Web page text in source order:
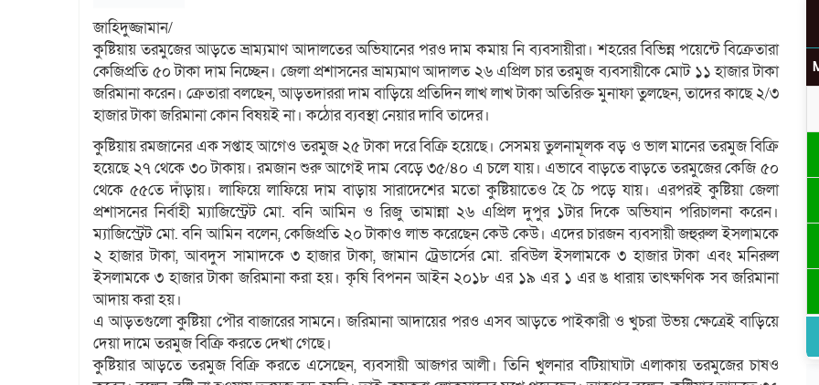
জাহিদুজ্জামান/
কুষ্টিয়ায় তরমুজের আড়তে ভ্রাম্যমাণ আদালতের অভিযানের পরও দাম কমায় নি ব্যবসায়ীরা। শহরের বিভিন্ন পয়েন্টে বিক্রেতারা
কেজিপ্রতি ৫০ টাকা দাম নিচ্ছেন। জেলা প্রশাসনের ভ্রাম্যমাণ আদালত ২৬ এপ্রিল চার তরমুজ ব্যবসায়ীকে মোট ১১ হাজার টাকা
জরিমানা করেন। ক্রেতারা বলছেন, আড়তদাররা দাম বাড়িয়ে প্রতিদিন লাখ লাখ টাকা অতিরিক্ত মুনাফা তুলছেন, তাদের কাছে ২/৩
হাজার টাকা জরিমানা কোন বিষয়ই না। কঠোর ব্যবস্থা নেয়ার দাবি তাদের।
কুষ্টিয়ায় রমজানের এক সপ্তাহ আগেও তরমুজ ২৫ টাকা দরে বিক্রি হয়েছে। সেসময় তুলনামূলক বড় ও ভাল মানের তরমুজ বিক্রি
হয়েছে ২৭ থেকে ৩০ টাকায়। রমজান শুরু আগেই দাম বেড়ে ৩৫/৪০ এ চলে যায়। এভাবে বাড়তে বাড়তে তরমুজের কেজি ৫০
থেকে ৫৫তে দাঁড়ায়। লাফিয়ে লাফিয়ে দাম বাড়ায় সারাদেশের মতো কুষ্টিয়াতেও হৈ চৈ পড়ে যায়। এরপরই কুষ্টিয়া জেলা
প্রশাসনের নির্বাহী ম্যাজিস্ট্রেট মো. বনি আমিন ও রিজু তামান্না ২৬ এপ্রিল দুপুর ১টার দিকে অভিযান পরিচালনা করেন।
ম্যাজিস্ট্রেট মো. বনি আমিন বলেন, কেজিপ্রতি ২০ টাকাও লাভ করেছেন কেউ কেউ। এদের চারজন ব্যবসায়ী জহুরুল ইসলামকে
২ হাজার টাকা, আবদুস সামাদকে ৩ হাজার টাকা, জামান ট্রেডার্সের মো. রবিউল ইসলামকে ৩ হাজার টাকা এবং মনিরুল
ইসলামকে ৩ হাজার টাকা জরিমানা করা হয়। কৃষি বিপনন আইন ২০১৮ এর ১৯ এর ১ এর ঙ ধারায় তাৎক্ষণিক সব জরিমানা
আদায় করা হয়।
এ আড়তগুলো কুষ্টিয়া পৌর বাজারের সামনে। জরিমানা আদায়ের পরও এসব আড়তে পাইকারী ও খুচরা উভয় ক্ষেত্রেই বাড়িয়ে
দেয়া দামে তরমুজ বিক্রি করতে দেখা গেছে।
কুষ্টিয়ার আড়তে তরমুজ বিক্রি করতে এসেছেন, ব্যবসায়ী আজগর আলী। তিনি খুলনার বটিয়াঘাটা এলাকায় তরমুজের চাষও